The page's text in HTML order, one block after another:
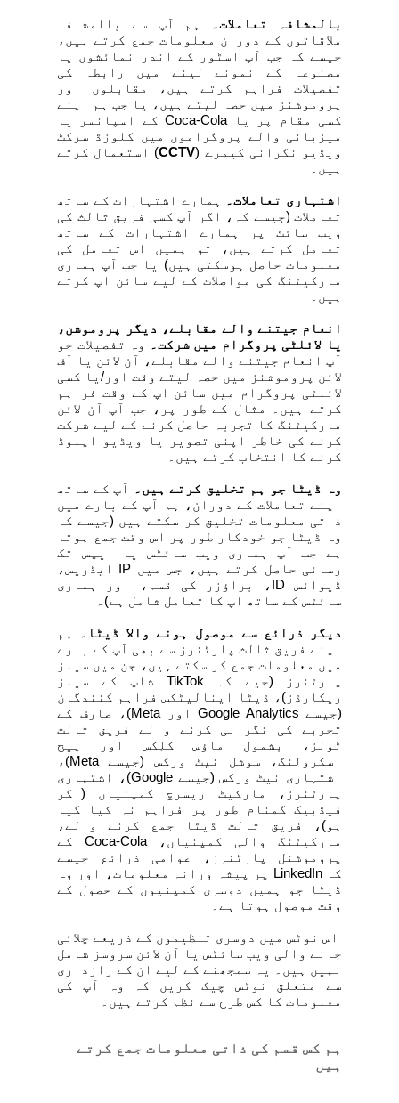
بالمشافہ تعاملات۔
ہم آپ سے بالمشافہ
ملاقاتوں کے دوران معلومات جمع کرتے ہیں،
جیسے کہ جب آپ اسٹور کے اندر نمائشوں یا
مصنوعہ کے نمونے لینے میں رابطہ کی
تفصیلات فراہم کرتے ہیں، مقابلوں اور
پروموشنز میں حصہ لیتے ہیں، یا جب ہم اپنے
کسی مقام پر یا Coca-Cola کے اسپانسر یا
میزبانی والے پروگراموں میں کلوزڈ سرکٹ
ویڈیو نگرانی کیمرے (CCTV) استعمال کرتے
ہیں۔
اشتہاری تعاملات۔
ہمارے اشتہارات کے ساتھ
تعاملات (جیسے کہ، اگر آپ کسی فریق ثالث کی
ویب سائٹ پر ہمارے اشتہارات کے ساتھ
تعامل کرتے ہیں، تو ہمیں اس تعامل کی
معلومات حاصل ہوسکتی ہیں) یا جب آپ ہماری
مارکیٹنگ کی مواصلات کے لیے سائن اپ کرتے
ہیں۔
انعام جیتنے والے مقابلے، دیگر پروموشن،
یا لائلٹی پروگرام میں شرکت۔
وہ تفصیلات جو
آپ انعام جیتنے والے مقابلے، آن لائن یا آف
لائن پروموشنز میں حصہ لیتے وقت اور/یا کسی
لائلٹی پروگرام میں سائن اپ کے وقت فراہم
کرتے ہیں۔ مثال کے طور پر، جب آپ آن لائن
مارکیٹنگ کا تجربہ حاصل کرنے کے لیے شرکت
کرنے کی خاطر اپنی تصویر یا ویڈیو اپلوڈ
کرنے کا انتخاب کرتے ہیں۔
وہ ڈیٹا جو ہم تخلیق کرتے ہیں۔
آپ کے ساتھ
اپنے تعاملات کے دوران، ہم آپ کے بارے میں
ذاتی معلومات تخلیق کر سکتے ہیں (جیسے کہ
وہ ڈیٹا جو خودکار طور پر اس وقت جمع ہوتا
ہے جب آپ ہماری ویب سائٹس یا ایپس تک
رسائی حاصل کرتے ہیں، جس میں IP ایڈریس،
ڈیوائس ID ، براؤزر کی قسم، اور ہماری
سائٹس کے ساتھ آپ کا تعامل شامل ہے)۔
دیگر ذرائع سے موصول ہونے والا ڈیٹا۔
ہم
اپنے فریق ثالث پارٹنرز سے بھی آپ کے بارے
میں معلومات جمع کر سکتے ہیں، جن میں سیلز
پارٹنرز (جیے کہ TikTok شاپ کے سیلز
ریکارڈز)، ڈیٹا اینالیٹکس فراہم کنندگان
(جیسے Google Analytics اور Meta)، صارف کے
تجربے کی نگرانی کرنے والے فریق ثالث
ٹولز، بشمول ماؤس کلِکس اور پیج
اسکرولنگ، سوشل نیٹ ورکس (جیسے Meta)،
اشتہاری نیٹ ورکس (جیسےGoogle)، اشتہاری
پارٹنرز، مارکیٹ ریسرچ کمپنیاں (اگر
فیڈبیک گمنام طور پر فراہم نہ کیا گیا
ہو)، فریق ثالث ڈیٹا جمع کرنے والے،
مارکیٹنگ والی کمپنیاں، Coca-Cola کے
پروموشنل پارٹنرز، عوامی ذرائع جیسے
کہLinkedIn پر پیشہ ورانہ معلومات، اور وہ
ڈیٹا جو ہمیں دوسری کمپنیوں کے حصول کے
وقت موصول ہوتا ہے۔
اس نوٹس میں دوسری تنظیموں کے ذریعے چلائی
جانے والی ویب سائٹس یا آن لائن سروسز شامل
نہیں ہیں۔ یہ سمجھنے کے لیے ان کے رازداری
سے متعلق نوٹس چیک کریں کہ وہ آپ کی
معلومات کا کس طرح سے نظم کرتے ہیں۔
ہم کس قسم کی ذاتی معلومات جمع کرتے
ہیں